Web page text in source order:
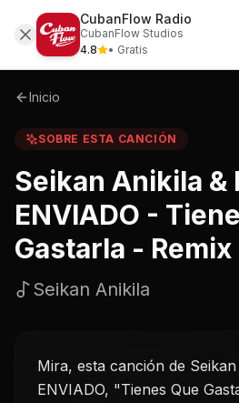
Sobre Seikan-
Inicio
SOBRE ESTA CANCIÓN
Seikan Anikila &
ENVIADO -
Gastarla - Remix
Seikan Anikila
Mira, esta canción de
ENVIADO, "Tienes Que
CubanFlow Radio
CubanFlow Studios
4.8
• Gratis